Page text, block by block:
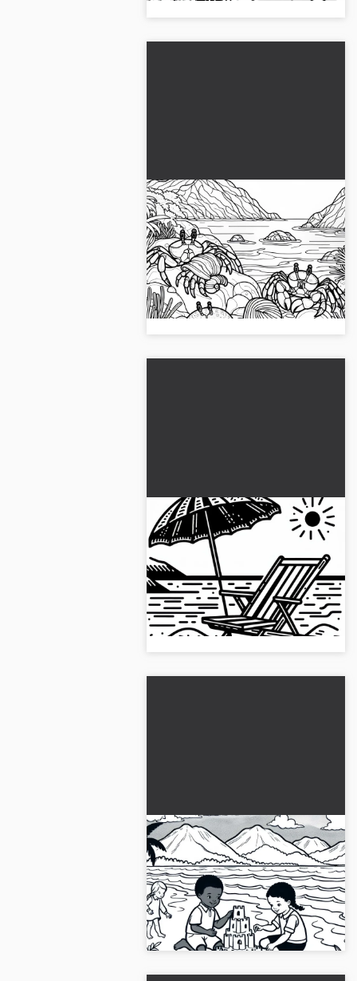
Kıyıdaki taşlar üzerinde
yengeçler - Ücretsiz
boyama şablonu
Yaratıcınıza özgürlük tanıyın,
kıyıdaki kayalardaki yengeçler ile
ilgili boyama kitabımızı indirin.
Şimdi ücretsiz indirin!...
Sahilde şemsiye ile plaj
sandalyeleri - Ücretsiz
boyama sayfası
Bir plaj şemsiyeli plaj koltuğunun
sahildeki boyama resmi. Resmi
ücretsiz olarak indir ve boyamaya
başla!...
Çocuklar denizde kumdan
kale yapıyor - Ücretsiz kıyı
manzarası boyama sayfası
Çocuklar denizde bir kumdan kale
boyayabilirler. Ücretsiz JPG
formatındaki resmi indirin!...